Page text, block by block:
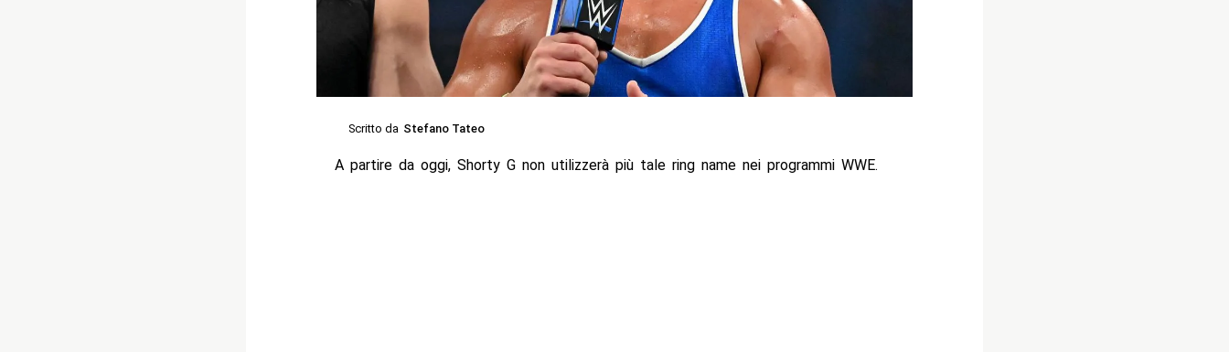
Scritto da Stefano Tateo
A partire da oggi, Shorty G non utilizzerà più tale ring name nei programmi WWE.